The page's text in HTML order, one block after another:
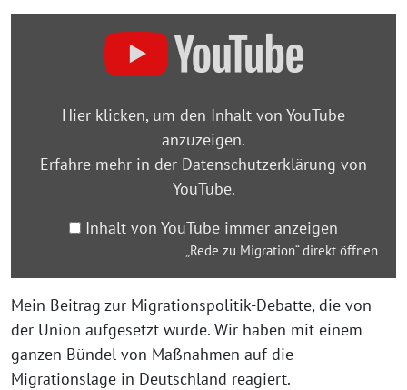
YouTubeHier klicken, um den Inhalt von YouTube
anzuzeigen.
Erfahre mehr in der Datenschutzerklärung von
YouTube.
Inhalt von YouTube immer anzeigen
„Rede zu Migration“ direkt öffnen
Mein Beitrag zur Migrationspolitik-Debatte, die von
der Union aufgesetzt wurde. Wir haben mit einem
ganzen Bündel von Maßnahmen auf die
Migrationslage in Deutschland reagiert.